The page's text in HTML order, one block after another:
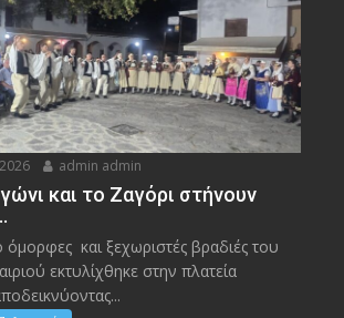
admin admin
και το Ζαγόρι στήνουν
όμορφες και ξεχωριστές βραδιές του
εκτυλίχθηκε στην πλατεία